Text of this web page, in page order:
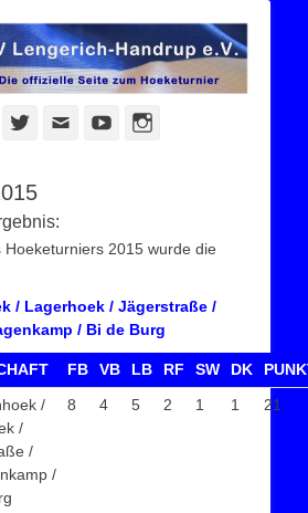
Hoeketurnier
zum Hoeketurnier des SV Lengerich-Handrup e.
V.
FacebookTwitter YouTube
2015 wurde die
/ Lagerhoek / Jägerstraße /
/ Bi de Burg
FB VB LB RF SW DK
/
/
/
/
8 4 5 2 1 1 21